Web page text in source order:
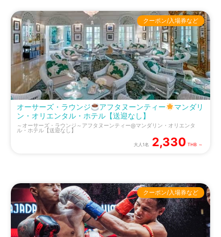
オーサーズ・ラウンジ アフタヌーンティー
マンダリ
ン・オリエンタル・ホテル【送迎なし】
～オーサーズ・ラウンジ～アフタヌーンティー@マンダリン・オリエンタ
ル・ホテル【送迎なし】
クーポン/入場券など
大人1名 2,330 THB ～
クーポン/入場券など